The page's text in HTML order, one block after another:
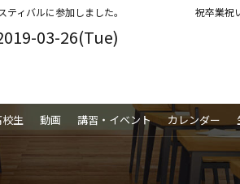
ティバルに参加しました。
03-26(Tue)
祝卒業祝
校生 動画 講習・イベント カレンダー